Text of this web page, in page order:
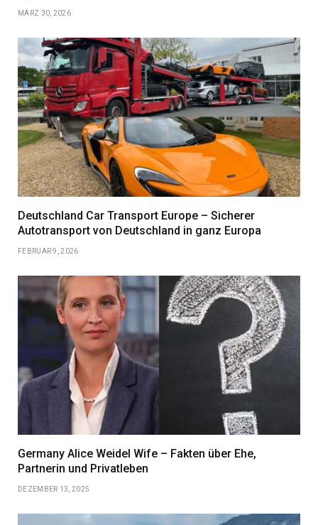
MÄRZ 30, 2026
Deutschland Car Transport Europe – Sicherer
Autotransport von Deutschland in ganz Europa
FEBRUAR 9, 2026
Germany Alice Weidel Wife – Fakten über Ehe,
Partnerin und Privatleben
DEZEMBER 13, 2025